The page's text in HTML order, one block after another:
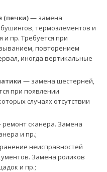
(печки)— замена
термоэлементов и
и пр. Требуется при
повторением
иногда вертикальные
— замена шестерней,
при появлении
случаях отсутствии
сканера. Замена
и пр.;
неисправностей
Замена роликов
и пр.;